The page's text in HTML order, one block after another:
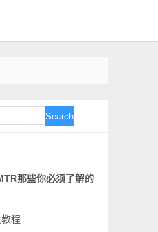
Search
那些你必须了解的
程